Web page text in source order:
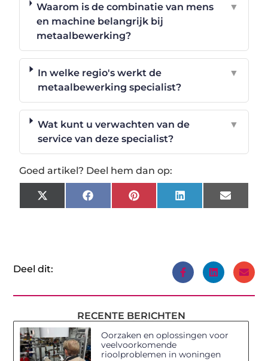
Waarom is de combinatie van mens
en machine belangrijk bij
metaalbewerking?
▼
In welke regio's werkt de
metaalbewerking specialist?
▼
Wat kunt u verwachten van de
service van deze specialist?
▼
Goed artikel? Deel hem dan op:
X
(Twitter)
FacebookPinterestLinkedInEmail
Deel dit:
RECENTE BERICHTEN
Oorzaken en oplossingen voor
veelvoorkomende
rioolproblemen in woningen